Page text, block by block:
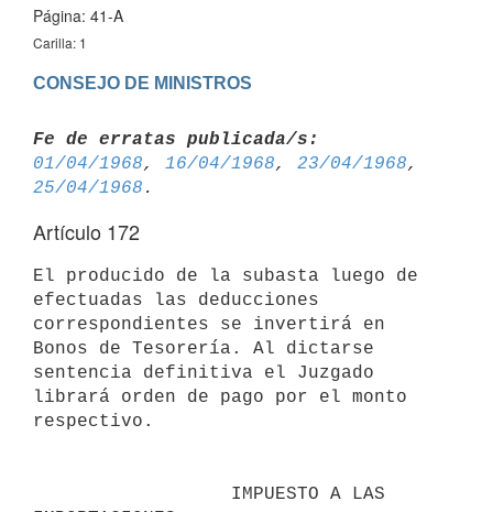
Página: 41-A
Carilla: 1
CONSEJO DE MINISTROS
Fe de erratas publicada/s:
01/04/1968, 16/04/1968, 23/04/1968
25/04/1968
Artículo 172
El producido de la subasta luego de
efectuadas las deducciones
correspondientes se invertirá en
Bonos de Tesorería. Al dictarse
sentencia definitiva el Juzgado
librará orden de pago por el monto
respectivo.